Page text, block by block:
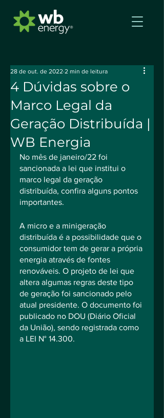
4 Dúvidas sobre o
Marco Legal da
Geração Distribuída |
WB Energia
28 de out. de 2022 2 min de leitura
No mês de janeiro/22 foi
sancionada a lei que institui o
marco legal da geração
distribuída, confira alguns pontos
importantes.
A micro e a minigeração
distribuída é a possibilidade que o
consumidor tem de gerar a própria
energia através de fontes
renováveis. O projeto de lei que
altera algumas regras deste tipo
de geração foi sancionado pelo
atual presidente. O documento foi
publicado no DOU (Diário Oficial
da União), sendo registrada como
a LEI N° 14.300.